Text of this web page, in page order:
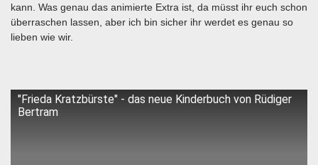
kann. Was genau das animierte Extra ist, da müsst ihr euch schon
überraschen lassen, aber ich bin sicher ihr werdet es genau so
lieben wie wir.
"Frieda Kratzbürste" - das neue Kinderbuch von Rüdiger
Bertram